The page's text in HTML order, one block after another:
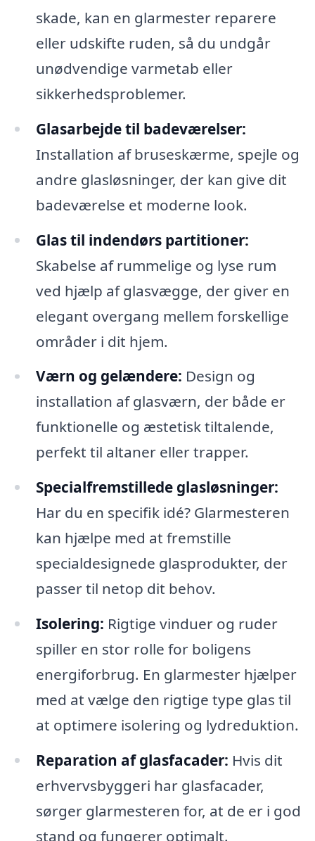
skade, kan en glarmester reparere
eller udskifte ruden, så du undgår
unødvendige varmetab eller
sikkerhedsproblemer.
Glasarbejde til badeværelser:
Installation af bruseskærme, spejle og
andre glasløsninger, der kan give dit
badeværelse et moderne look.
Glas til indendørs partitioner:
Skabelse af rummelige og lyse rum
ved hjælp af glasvægge, der giver en
elegant overgang mellem forskellige
områder i dit hjem.
Værn og gelændere: Design og
installation af glasværn, der både er
funktionelle og æstetisk tiltalende,
perfekt til altaner eller trapper.
Specialfremstillede glasløsninger:
Har du en specifik idé? Glarmesteren
kan hjælpe med at fremstille
specialdesignede glasprodukter, der
passer til netop dit behov.
Isolering: Rigtige vinduer og ruder
spiller en stor rolle for boligens
energiforbrug. En glarmester hjælper
med at vælge den rigtige type glas til
at optimere isolering og lydreduktion.
Reparation af glasfacader: Hvis dit
erhvervsbyggeri har glasfacader,
sørger glarmesteren for, at de er i god
stand og fungerer optimalt.